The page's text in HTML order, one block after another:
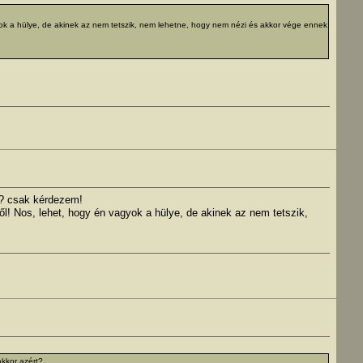
a hülye, de akinek az nem tetszik, nem lehetne, hogy nem nézi és akkor vége ennek
csak kérdezem!
Nos, lehet, hogy én vagyok a hülye, de akinek az nem tetszik,
azért?